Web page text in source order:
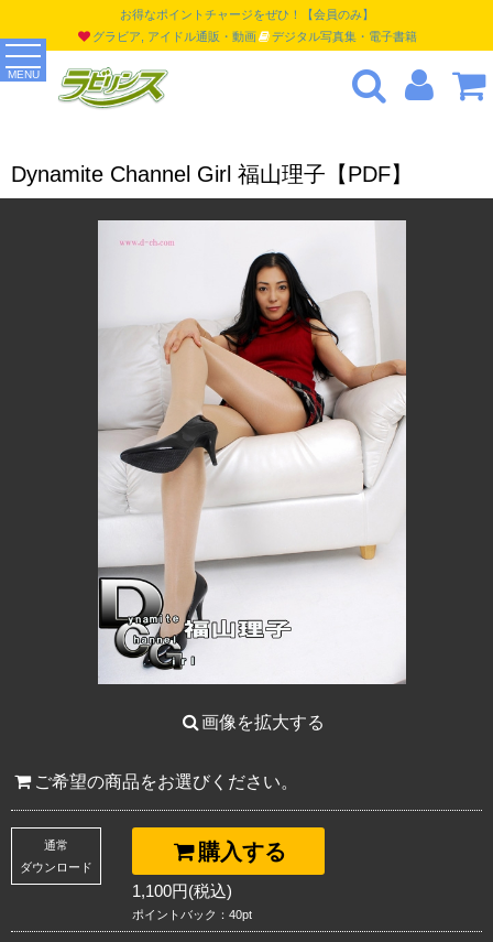
MENU
お得なポイントチャージをぜひ！【会員のみ】
グラビア, アイドル通販・動画
デジタル写真集・電子書籍
Dynamite Channel Girl 福山理子【PDF】
画像を拡大する
ご希望の商品をお選びください。
購入する
通常
ダウンロード
1,100円(税込)
ポイントバック：40pt